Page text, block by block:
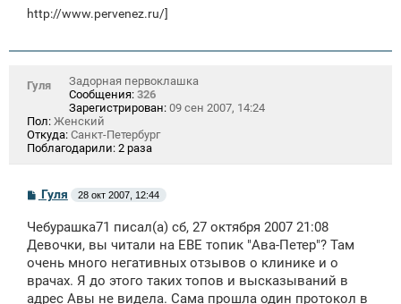
http://www.pervenez.ru/]
Гуля
Задорная первоклашка
Сообщения: 326
Зарегистрирован: 09 сен 2007, 14:24
Пол: Женский
Откуда: Санкт-Петербург
Поблагодарили: 2 раза
С
б
щ
н
и
Гуля 28 окт 2007, 12:44
Чебурашка71 писал(а) сб, 27 октября 2007 21:08
Девочки, вы читали на ЕВЕ топик "Ава-Петер"? Там
очень много негативных отзывов о клинике и о
врачах. Я до этого таких топов и высказываний в
адрес Авы не видела. Сама прошла один протокол в